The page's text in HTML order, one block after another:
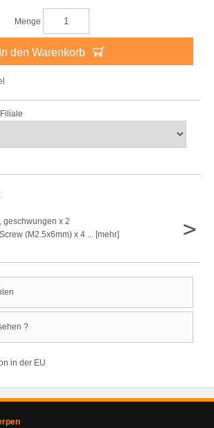
Menge
In den Warenkorb
geschwungen x 2
(M2.5x6mm) x 4 ... [mehr]
>
?
in der EU